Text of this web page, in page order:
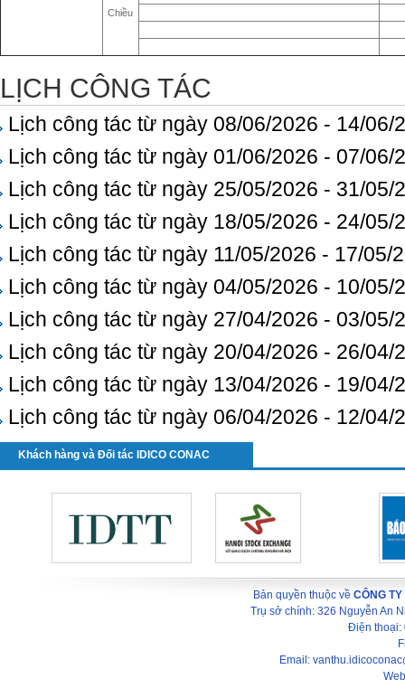
Chiều
LỊCH CÔNG TÁC
Lịch công tác từ ngày 08/06/2026 - 14/06/
Lịch công tác từ ngày 01/06/2026 - 07/06/
Lịch công tác từ ngày 25/05/2026 - 31/05/
Lịch công tác từ ngày 18/05/2026 - 24/05/
Lịch công tác từ ngày 11/05/2026 - 17/05/
Lịch công tác từ ngày 04/05/2026 - 10/05/
Lịch công tác từ ngày 27/04/2026 - 03/05/
Lịch công tác từ ngày 20/04/2026 - 26/04/
Lịch công tác từ ngày 13/04/2026 - 19/04/
Lịch công tác từ ngày 06/04/2026 - 12/04/
Khách hàng và Đối tác IDICO CONAC
Bản quyền thuộc về CÔNG
Trụ sở chính: 326 Nguyễn An
Điện thoại:
Email: